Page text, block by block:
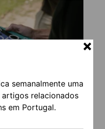
semanalmente uma
relacionados
em Portugal.
REGRESSA COM
DEDICADAS À